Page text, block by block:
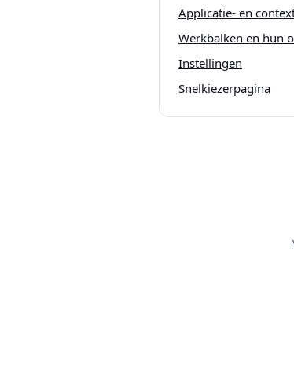
Applicatie- en
Werkbalken en hun
Instellingen
Snelkiezerpagina